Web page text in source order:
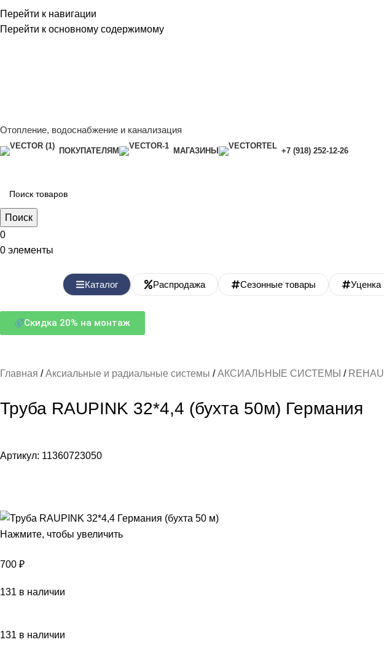
Перейти к навигации
Перейти к основному содержимому
Отопление, водоснабжение и канализация
ПОКУПАТЕЛЯМ МАГАЗИНЫ +7 (918) 252-12-26
Поиск
0
0 элементы
Каталог Распродажа Сезонные товары Уценка
Скидка 20% на монтаж
Главная Аксиальные и радиальные системы АКСИАЛЬНЫЕ СИСТЕМЫ REHAU
Труба RAUPINK 32*4,4 (бухта 50м) Германия
Артикул: 11360723050
Нажмите, чтобы увеличить
700 ₽
131 в наличии
131 в наличии